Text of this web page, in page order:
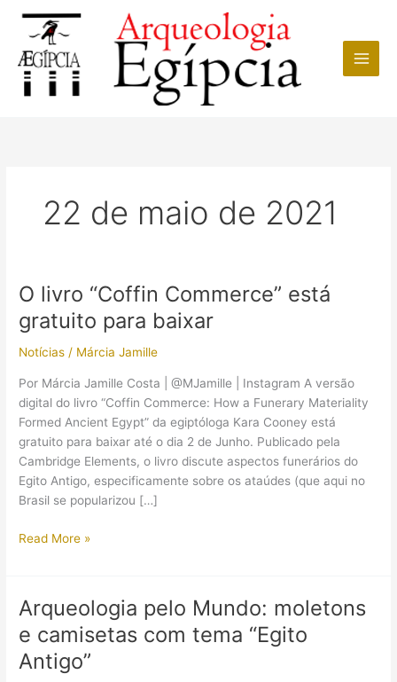
conteúdo
22 de maio de 2021
O livro “Coffin Commerce” está
gratuito para baixar
Notícias / Márcia Jamille
Por Márcia Jamille Costa | @MJamille | Instagram A versão
digital do livro “Coffin Commerce: How a Funerary Materiality
Formed Ancient Egypt” da egiptóloga Kara Cooney está
gratuito para baixar até o dia 2 de Junho. Publicado pela
Cambridge Elements, o livro discute aspectos funerários do
Egito Antigo, especificamente sobre os ataúdes (que aqui no
Brasil se popularizou […]
O
está
gratuito
para
baixar
Read More »
Arqueologia pelo Mundo: moletons
e camisetas com tema “Egito
Antigo”